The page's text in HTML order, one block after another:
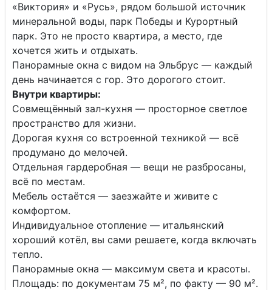
«Виктория» и «Русь», рядом большой источник
минеральной воды, парк Победы и Курортный
парк. Это не просто квартира, а место, где
хочется жить и отдыхать.
Панорамные окна с видом на Эльбрус — каждый
день начинается с гор. Это дорогого стоит.
Внутри квартиры:
Совмещённый зал-кухня — просторное светлое
пространство для жизни.
Дорогая кухня со встроенной техникой — всё
продумано до мелочей.
Отдельная гардеробная — вещи не разбросаны,
всё по местам.
Мебель остаётся — заезжайте и живите с
комфортом.
Индивидуальное отопление — итальянский
хороший котёл, вы сами решаете, когда включать
тепло.
Панорамные окна — максимум света и красоты.
Площадь: по документам 75 м², по факту — 90 м².